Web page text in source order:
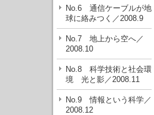
No.6 通信ケーブルが地
球に絡みつく／2008.9
No.7 地上から空へ／
2008.10
No.8 科学技術と社会環
境 光と影／2008.11
No.9 情報という科学／
2008.12